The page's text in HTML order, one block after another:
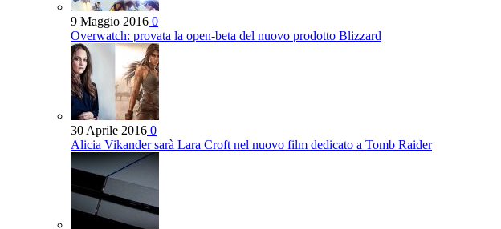
9 Maggio 2016 0
Overwatch: provata la open-beta del nuovo prodotto Blizzard
30 Aprile 2016 0
Alicia Vikander sarà Lara Croft nel nuovo film dedicato a Tomb Raider